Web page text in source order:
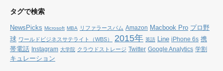
タグで検索
NewsPicks Microsoft MBA リファラースパム Amazon Macbook Pro プロ野
球 ワールドビジネスサテライト（WBS） 2015年 英語 Line iPhone 6s 携
帯電話 Instagram 大学院 クラウドストレージ Twitter Google Analytics 学割
キュレーション